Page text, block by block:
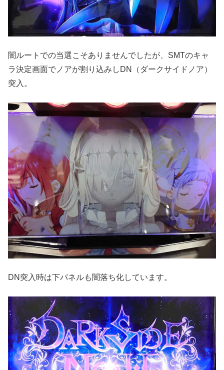
闇ルートでの当選こそありませんでしたが、SMTのキャ
ラ決定画面でノアが割り込みしDN（ダークサイドノア）
突入。
DN突入時は下パネルも闇落ち化しています。